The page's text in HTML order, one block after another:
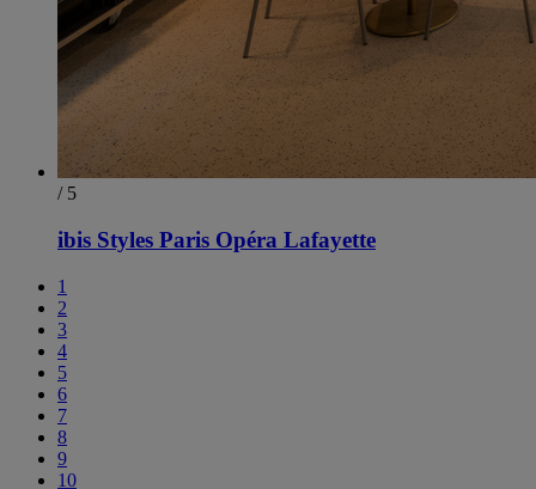
/ 5
ibis Styles Paris Opéra Lafayette
1
2
3
4
5
6
7
8
9
10